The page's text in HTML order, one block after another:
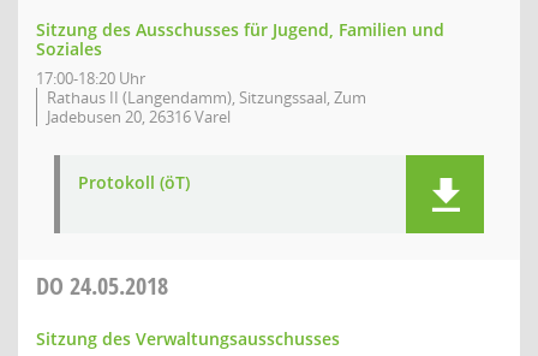
Sitzung des Ausschusses für Jugend, Familien und
Soziales
17:00-18:20 Uhr
Rathaus II (Langendamm), Sitzungssaal, Zum
Jadebusen 20, 26316 Varel
Protokoll (öT)
DO 24.05.2018
Sitzung des Verwaltungsausschusses